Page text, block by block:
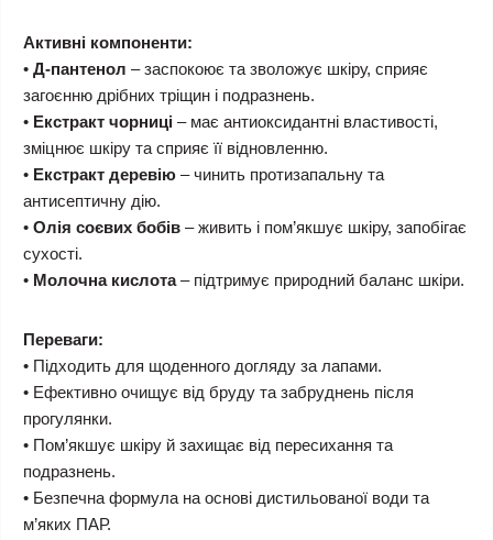
Активні компоненти:
• Д-пантенол – заспокоює та зволожує шкіру, сприяє
загоєнню дрібних тріщин і подразнень.
• Екстракт чорниці – має антиоксидантні властивості,
зміцнює шкіру та сприяє її відновленню.
• Екстракт деревію – чинить протизапальну та
антисептичну дію.
• Олія соєвих бобів – живить і пом’якшує шкіру, запобігає
сухості.
• Молочна кислота– підтримує природний баланс шкіри.
Переваги:
• Підходить для щоденного догляду за лапами.
• Ефективно очищує від бруду та забруднень після
прогулянки.
• Пом’якшує шкіру й захищає від пересихання та
подразнень.
• Безпечна формула на основі дистильованої води та
м’яких ПАР.